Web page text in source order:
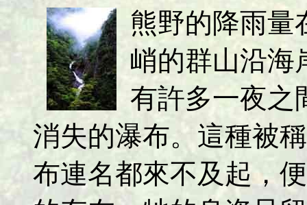
熊野的降雨量
峭的群山沿海
有許多一夜之
消失的瀑布。這種被
布連名都來不及起，